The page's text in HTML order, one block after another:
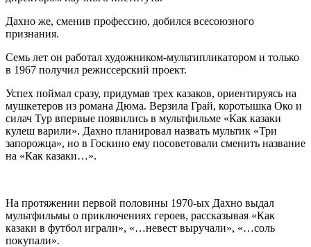
Дахно же, сменив профессию, добился всесоюзного
признания.
Семь лет он работал художником-мультипликатором и только
в 1967 получил режиссерский проект.
Успех поймал сразу, придумав трех казаков, ориентируясь на
мушкетеров из романа Дюма. Верзила Грай, коротышка Око и
силач Тур впервые появились в мультфильме «Как казаки
кулеш варили». Дахно планировал назвать мультик «Три
запорожца», но в Госкино ему посоветовали сменить название
на «Как казаки…».
На протяжении первой половины 1970-ых Дахно выдал
мультфильмы о приключениях героев, рассказывая «Как
казаки в футбол играли», «…невест выручали», «…соль
покупали».